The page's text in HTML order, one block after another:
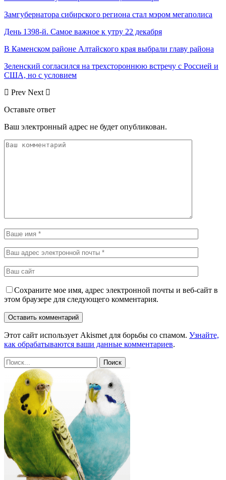
Замгубернатора сибирского региона стал мэром мегаполиса
День 1398-й. Самое важное к утру 22 декабря
В Каменском районе Алтайского края выбрали главу района
Зеленский согласился на трехстороннюю встречу с Россией и
США, но с условием
Prev Next
Оставьте ответ
Ваш электронный адрес не будет опубликован.
Сохраните мое имя, адрес электронной почты и веб-сайт в
этом браузере для следующего комментария.
Этот сайт использует Akismet для борьбы со спамом. Узнайте,
как обрабатываются ваши данные комментариев.